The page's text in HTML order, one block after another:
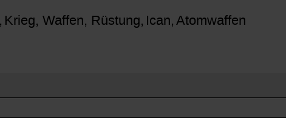
Krieg, Waffen, Rüstung Ican Atomwaffen